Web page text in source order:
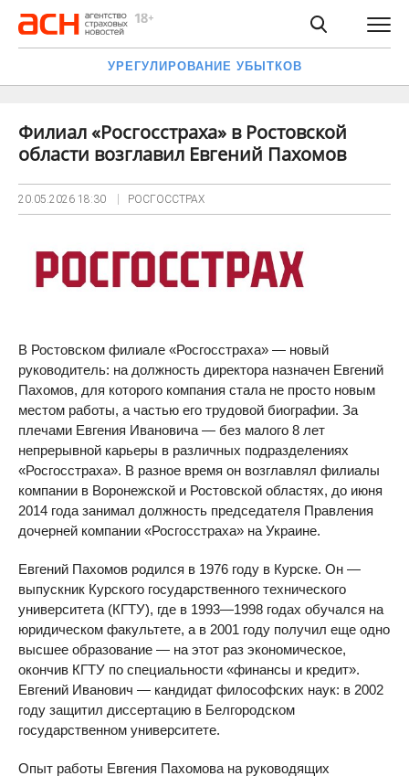
УРЕГУЛИРОВАНИЕ УБЫТКОВ
Филиал «Росгосстраха» в Ростовской
области возглавил Евгений Пахомов
20.05.2026 18:30 РОСГОССТРАХ
В Ростовском филиале «Росгосстраха» — новый
руководитель: на должность директора назначен Евгений
Пахомов, для которого компания стала не просто новым
местом работы, а частью его трудовой биографии. За
плечами Евгения Ивановича — без малого 8 лет
непрерывной карьеры в различных подразделениях
«Росгосстраха». В разное время он возглавлял филиалы
компании в Воронежской и Ростовской областях, до июня
2014 года занимал должность председателя Правления
дочерней компании «Росгосстраха» на Украине.
Евгений Пахомов родился в 1976 году в Курске. Он —
выпускник Курского государственного технического
университета (КГТУ), где в 1993—1998 годах обучался на
юридическом факультете, а в 2001 году получил еще одно
высшее образование — на этот раз экономическое,
окончив КГТУ по специальности «финансы и кредит».
Евгений Иванович — кандидат философских наук: в 2002
году защитил диссертацию в Белгородском
государственном университете.
Опыт работы Евгения Пахомова на руководящих